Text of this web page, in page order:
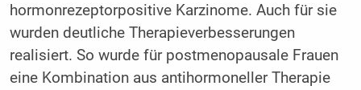
hormonrezeptorpositive Karzinome. Auch für sie
wurden deutliche Therapieverbesserungen
realisiert. So wurde für postmenopausale Frauen
eine Kombination aus antihormoneller Therapie